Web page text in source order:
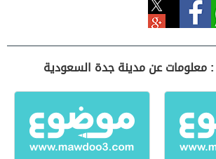
معلومات عن مدينة جدة السعودية